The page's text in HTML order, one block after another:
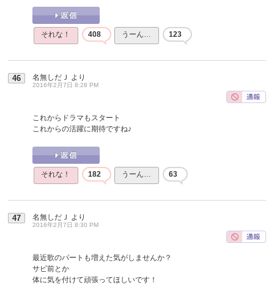
それな！ 408 うーん… 123
46 名無しだＪ より
2016年2月7日 8:28 PM
これからドラマもスタート
これからの活躍に期待ですね♪
それな！ 182 うーん… 63
47 名無しだＪ より
2016年2月7日 8:30 PM
最近歌のパートも増えた気がしませんか？
サビ前とか
体に気を付けて頑張ってほしいです！